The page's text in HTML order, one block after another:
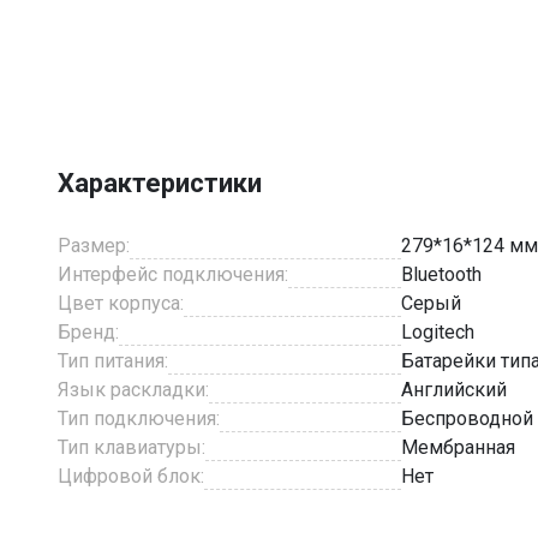
4
Характеристики
Размер:
279*16*124 мм
Интерфейс подключения:
Bluetooth
Цвет корпуса:
Серый
Бренд:
Logitech
Тип питания:
Батарейки
Язык раскладки:
Английский
Тип подключения:
Беспроводной
Тип клавиатуры:
Мембранная
Цифровой блок:
Нет